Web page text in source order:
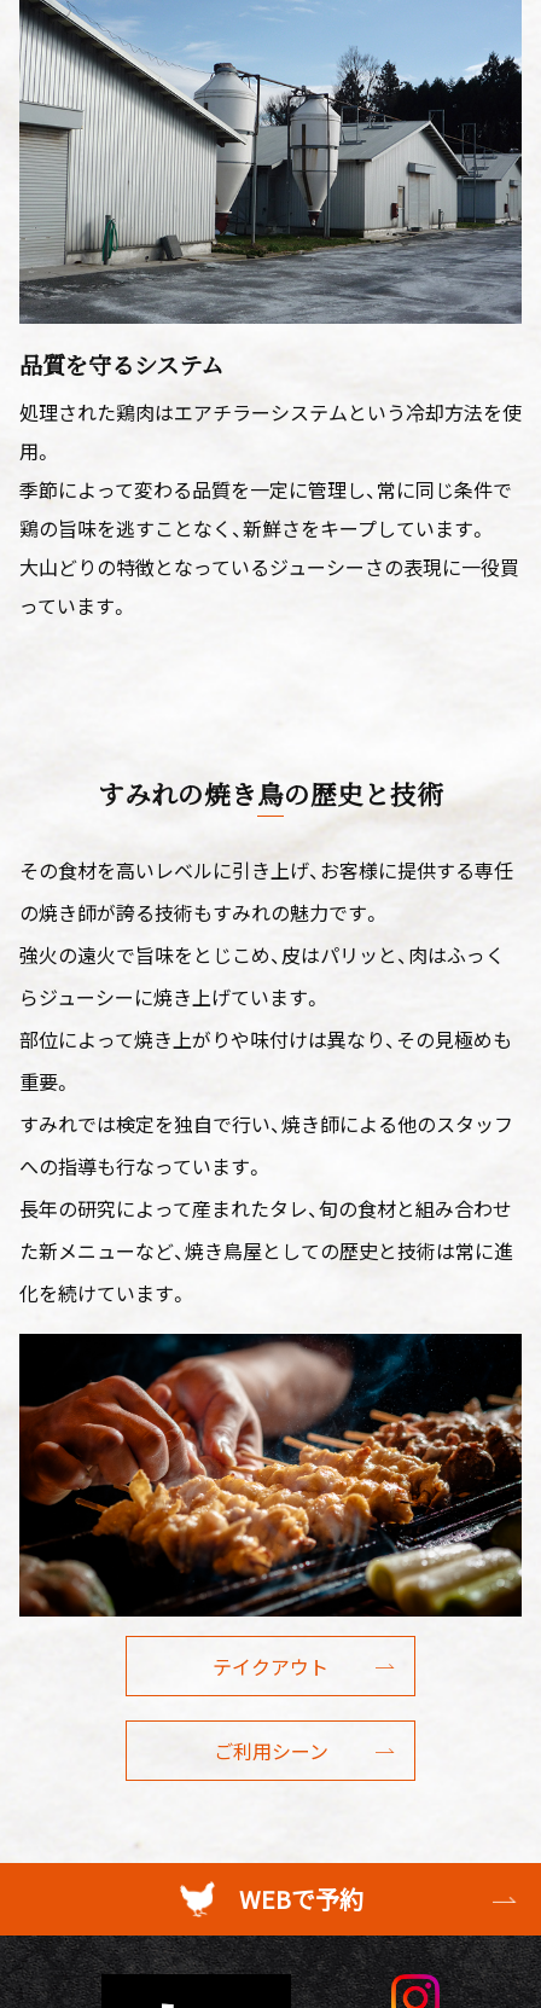
品質を守るシステム
処理された鶏肉はエアチラーシステムという冷却方法を使
用。
季節によって変わる品質を一定に管理し、常に同じ条件で
鶏の旨味を逃すことなく、新鮮さをキープしています。
大山どりの特徴となっているジューシーさの表現に一役買
っています。
すみれの焼き鳥の歴史と技術
その食材を高いレベルに引き上げ、お客様に提供する専任
の焼き師が誇る技術もすみれの魅力です。
強火の遠火で旨味をとじこめ、皮はパリッと、肉はふっく
らジューシーに焼き上げています。
部位によって焼き上がりや味付けは異なり、その見極めも
重要。
すみれでは検定を独自で行い、焼き師による他のスタッフ
への指導も行なっています。
長年の研究によって産まれたタレ、旬の食材と組み合わせ
た新メニューなど、焼き鳥屋としての歴史と技術は常に進
化を続けています。
テイクアウト
ご利用シーン
WEBで予約